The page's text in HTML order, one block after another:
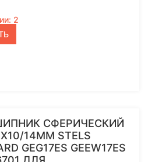
2
СФЕРИЧЕСКИЙ
14ММ STELS
GEG17ES GEEW17ES